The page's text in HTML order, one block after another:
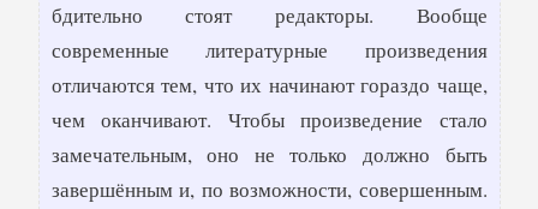
бдительно стоят редакторы. Вообще
современные литературные произведения
отличаются тем, что их начинают гораздо чаще,
чем оканчивают. Чтобы произведение стало
замечательным, оно не только должно быть
завершённым и, по возможности, совершенным.